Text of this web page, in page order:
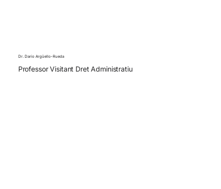
Dr. Dario Argüello-Rueda
Professor Visitant Dret Administratiu